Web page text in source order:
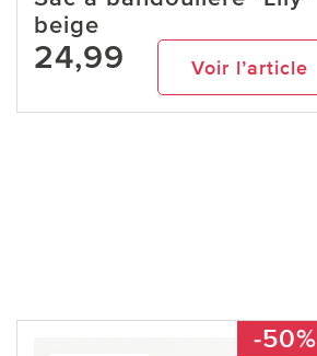
beige
24,99 Voir l’article
-50%